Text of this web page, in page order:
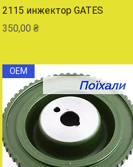
2115 инжектор GATES
Цена
350,00 ₴
OEM